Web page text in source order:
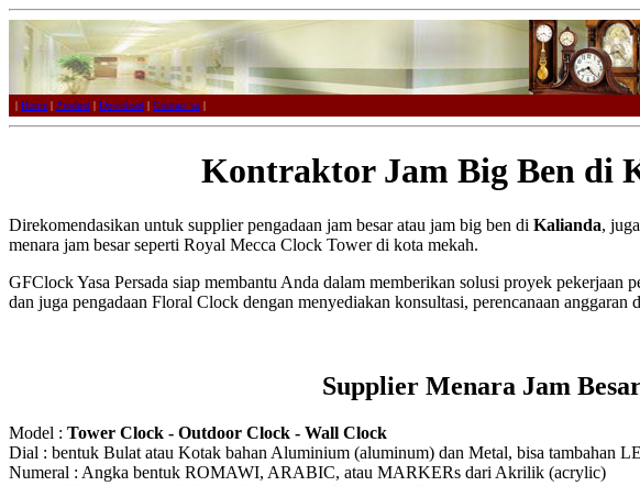
| Home | Product | Download | Contact us |
Kontraktor Jam Big Ben di
Direkomendasikan untuk supplier pengadaan jam besar atau jam big ben di Kalianda,
menara jam besar seperti Royal Mecca Clock Tower di kota mekah.
GFClock Yasa Persada siap membantu Anda dalam memberikan solusi proyek pekerjaan
dan juga pengadaan Floral Clock dengan menyediakan konsultasi, perencanaan anggaran
Supplier Menara Jam
Model : Tower Clock - Outdoor Clock - Wall Clock
Dial : bentuk Bulat atau Kotak bahan Aluminium (aluminum) dan Metal, bisa tambahan
Numeral : Angka bentuk ROMAWI, ARABIC, atau MARKERs dari Akrilik (acrylic)